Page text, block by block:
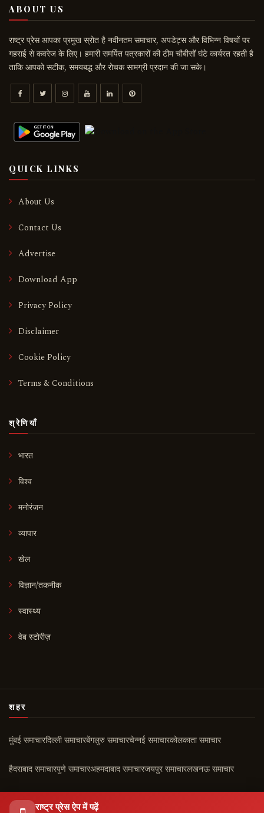
राष्ट्र प्रेस ऐप में पढ़ें
ABOUT US
राष्ट्र प्रेस आपका प्रमुख स्रोत है नवीनतम समाचार, अपडेट्स और विभिन्न विषयों पर
गहराई से कवरेज के लिए। हमारी समर्पित पत्रकारों की टीम चौबीसों घंटे कार्यरत रहती है
ताकि आपको सटीक, समयबद्ध और रोचक सामग्री प्रदान की जा सके।
QUICK LINKS
About Us
Contact Us
Advertise
Download App
Privacy Policy
Disclaimer
Cookie Policy
Terms & Conditions
श्रेणियाँ
भारत
विश्व
मनोरंजन
व्यापार
खेल
विज्ञान/तकनीक
स्वास्थ्य
वेब स्टोरीज़
शहर
मुंबई समाचारदिल्ली समाचारबेंगलुरु समाचारचेन्नई समाचारकोलकाता समाचार
हैदराबाद समाचारपुणे समाचारअहमदाबाद समाचारजयपुर समाचारलखनऊ समाचार
चंडीगढ़ समाचार